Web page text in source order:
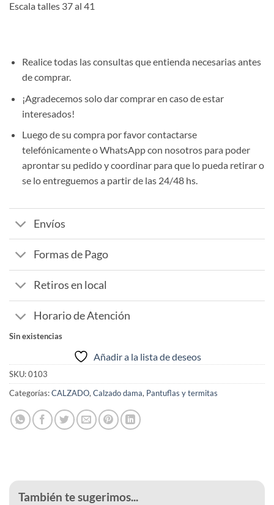
Escala talles 37 al 41
Realice todas las consultas que entienda necesarias antes
de comprar.
¡Agradecemos solo dar comprar en caso de estar
interesados!
Luego de su compra por favor contactarse
telefónicamente o WhatsApp con nosotros para poder
aprontar su pedido y coordinar para que lo pueda retirar o
se lo entreguemos a partir de las 24/48 hs.
Envíos
Formas de Pago
Retiros en local
Horario de Atención
Sin existencias
Añadir a la lista de deseos
SKU:0103
Categorías:CALZADO, Calzado dama, Pantuflas y termitas
También te sugerimos...